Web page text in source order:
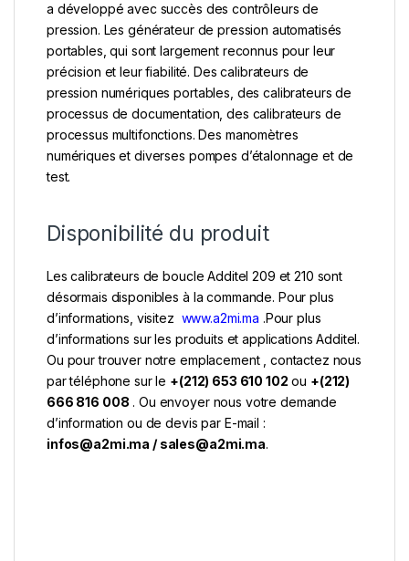
a développé avec succès des contrôleurs de
pression. Les générateur de pression automatisés
portables, qui sont largement reconnus pour leur
précision et leur fiabilité. Des calibrateurs de
pression numériques portables, des calibrateurs de
processus de documentation, des calibrateurs de
processus multifonctions. Des manomètres
numériques et diverses pompes d’étalonnage et de
test.
Disponibilité du produit
Les calibrateurs de boucle Additel 209 et 210 sont
désormais disponibles à la commande. Pour plus
d’informations, visitez www.a2mi.ma .Pour plus
d’informations sur les produits et applications Additel.
Ou pour trouver notre emplacement , contactez nous
par téléphone sur le +(212) 653 610 102 ou +(212)
666 816 008 . Ou envoyer nous votre demande
d’information ou de devis par E-mail :
infos@a2mi.ma / sales@a2mi.ma.